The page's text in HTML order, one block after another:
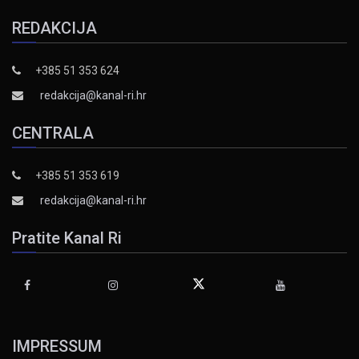
REDAKCIJA
+385 51 353 624
redakcija@kanal-ri.hr
CENTRALA
+385 51 353 619
redakcija@kanal-ri.hr
Pratite Kanal Ri
IMPRESSUM